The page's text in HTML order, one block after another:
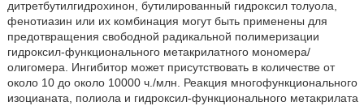
дитретбутилгидрохинон, бутилированный гидроксил толуола,
фенотиазин или их комбинация могут быть применены для
предотвращения свободной радикальной полимеризации
гидроксил-функционального метакрилатного мономера/
олигомера. Ингибитор может присутствовать в количестве от
около 10 до около 10000 ч./млн. Реакция многофункционального
изоцианата, полиола и гидроксил-функционального метакрилата